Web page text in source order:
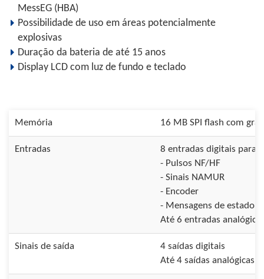
MessEG (HBA)
Possibilidade de uso em áreas potencialmente
explosivas
Duração da bateria de até 15 anos
Display LCD com luz de fundo e teclado
Memória 16 MB SPI flash com
Entradas
8 entradas digitais para
- Pulsos NF/HF
- Sinais NAMUR
- Encoder
- Mensagens de estado
Até 6 entradas
Sinais de saída
4 saídas digitais
Até 4 saídas analógicas